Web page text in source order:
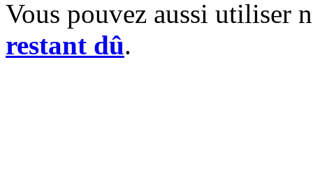
Vous pouvez aussi utiliser
restant dû.